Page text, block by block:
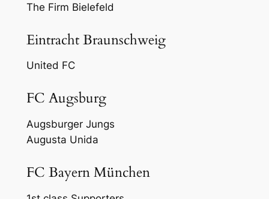
The Firm Bielefeld
Eintracht Braunschweig
United FC
FC Augsburg
Augsburger Jungs
Augusta Unida
FC Bayern München